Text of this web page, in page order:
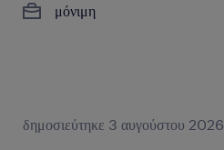
μόνιμη
δημοσιεύτηκε 3 αυγούστου 2026